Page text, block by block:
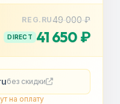
REG.RU49 000 ₽
DIRECT 41 650 ₽
без скидки
на оплату